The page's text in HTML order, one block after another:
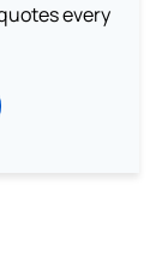
every